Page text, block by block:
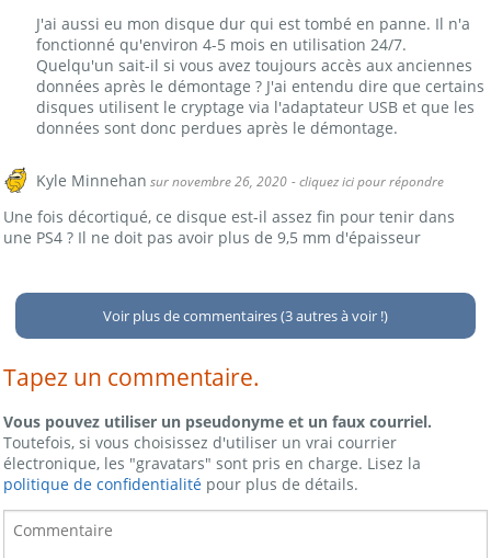
J'ai aussi eu mon disque dur qui est tombé en panne. Il n'a
fonctionné qu'environ 4-5 mois en utilisation 24/7.
Quelqu'un sait-il si vous avez toujours accès aux anciennes
données après le démontage ? J'ai entendu dire que certains
disques utilisent le cryptage via l'adaptateur USB et que les
données sont donc perdues après le démontage.
Kyle Minnehan sur novembre 26, 2020 - cliquez ici pour répondre
Une fois décortiqué, ce disque est-il assez fin pour tenir dans
une PS4 ? Il ne doit pas avoir plus de 9,5 mm d'épaisseur
Voir plus de commentaires (3 autres à voir !)
Tapez un commentaire.
Vous pouvez utiliser un pseudonyme et un faux courriel.
Toutefois, si vous choisissez d'utiliser un vrai courrier
électronique, les "gravatars" sont pris en charge. Lisez la
politique de confidentialité pour plus de détails.